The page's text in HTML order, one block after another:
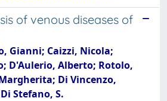
of venous diseases of
Gianni; Caizzi, Nicola;
D'Aulerio, Alberto; Rotolo,
Di Vincenzo,
Stefano, S.